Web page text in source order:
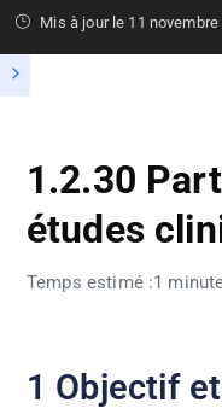
Mis à jour le 11 novembre
1.2.30
études
Temps estimé :1
1 Objectif